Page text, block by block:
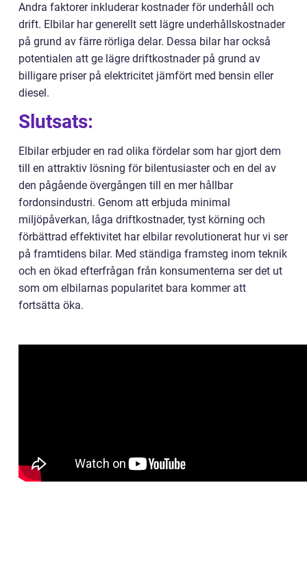
Andra faktorer inkluderar kostnader för underhåll och
drift. Elbilar har generellt sett lägre underhållskostnader
på grund av färre rörliga delar. Dessa bilar har också
potentialen att ge lägre driftkostnader på grund av
billigare priser på elektricitet jämfört med bensin eller
diesel.
Slutsats:
Elbilar erbjuder en rad olika fördelar som har gjort dem
till en attraktiv lösning för bilentusiaster och en del av
den pågående övergången till en mer hållbar
fordonsindustri. Genom att erbjuda minimal
miljöpåverkan, låga driftkostnader, tyst körning och
förbättrad effektivitet har elbilar revolutionerat hur vi ser
på framtidens bilar. Med ständiga framsteg inom teknik
och en ökad efterfrågan från konsumenterna ser det ut
som om elbilarnas popularitet bara kommer att
fortsätta öka.